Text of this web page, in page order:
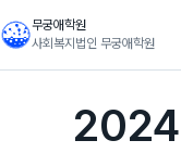
무궁애학원
사회복지법인 무궁애학원
2024